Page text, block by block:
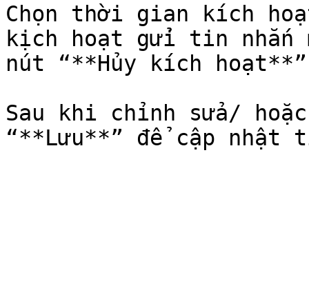
Chọn thời gian kích
kịch hoạt gửi tin nhắn
nút “**Hủy kích
Sau khi chỉnh sửa/